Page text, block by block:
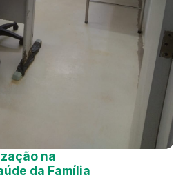
na
da Família